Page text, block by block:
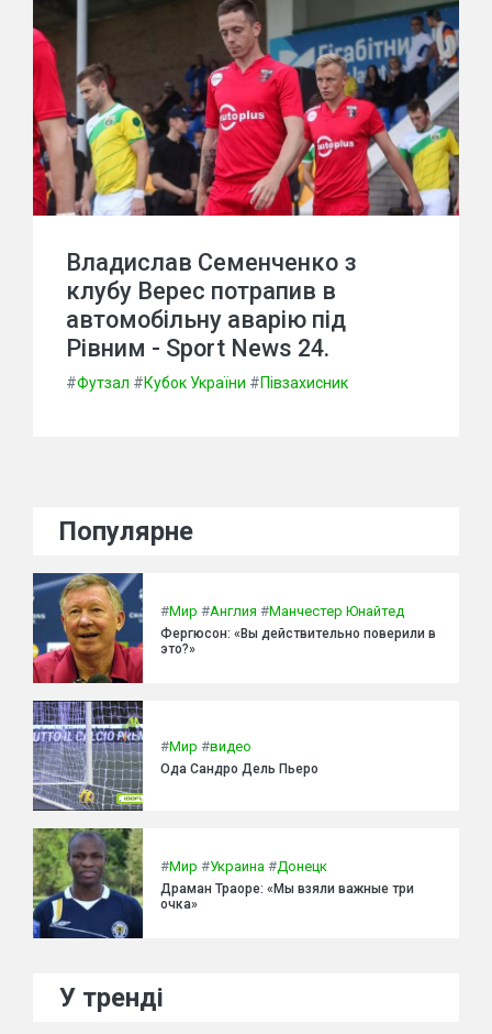
Владислав Семенченко з
клубу Верес потрапив в
автомобільну аварію під
Рівним - Sport News 24.
#Футзал #Кубок України #Півзахисник
Популярне
#Мир #Англия #Манчестер Юнайтед
Фергюсон: «Вы действительно поверили в
это?»
#Мир #видео
Ода Сандро Дель Пьеро
#Мир #Украина #Донецк
Драман Траоре: «Мы взяли важные три
очка»
У тренді